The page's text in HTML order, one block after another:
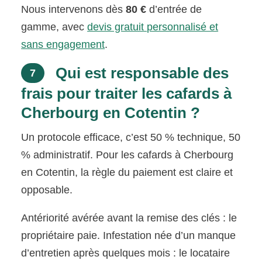
Nous intervenons dès80 € d’entrée de
gamme, avecdevis gratuit personnalisé et
sans engagement.
7
Qui est responsable des
frais pour traiter les cafards à
Cherbourg en Cotentin ?
Un protocole efficace, c’est 50 % technique, 50
% administratif. Pour les cafards à Cherbourg
en Cotentin, la règle du paiement est claire et
opposable.
Antériorité avérée avant la remise des clés : le
propriétaire paie. Infestation née d’un manque
d’entretien après quelques mois : le locataire